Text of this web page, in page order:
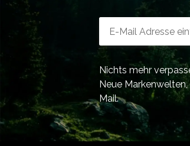
Nichts mehr
Neue
Mail.